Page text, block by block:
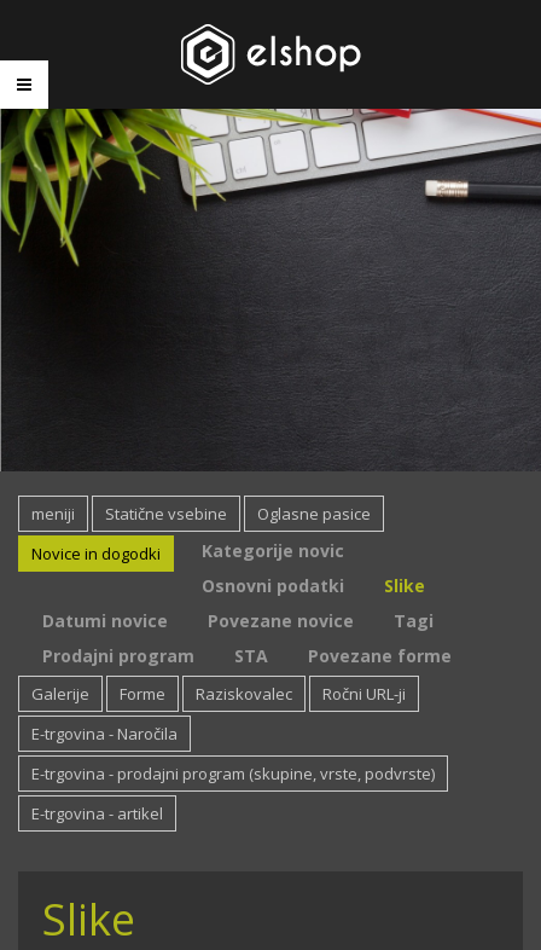
meniji Statične vsebine
Oglasne pasice
Novice in dogodki
Kategorije novic
Osnovni podatki
Slike
Datumi novice
Povezane novice
Tagi
Prodajni program
STA Povezane forme
Galerije Forme Raziskovalec
Ročni URL-ji
E-trgovina - Naročila
E-trgovina - prodajni program (skupine, vrste, podvrste)
E-trgovina - artikel
Slike